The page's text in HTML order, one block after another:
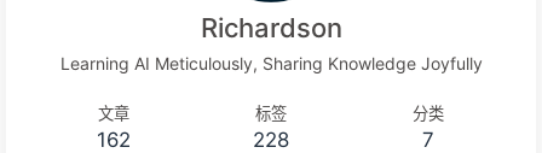
Richardson
Learning AI Meticulously, Sharing Knowledge Joyfully
文章
162
标签
228
分类
7